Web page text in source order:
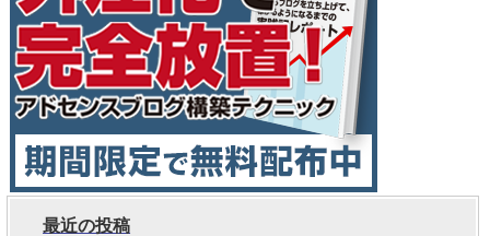
最近の投稿